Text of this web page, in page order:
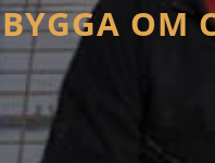
BYGGA OM